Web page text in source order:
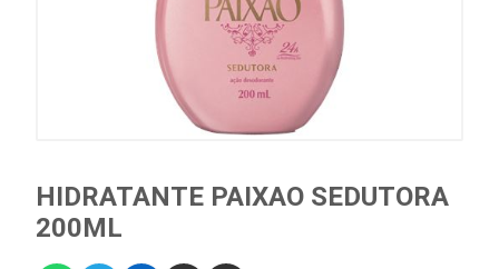
HIDRATANTE PAIXAO SEDUTORA
200ML